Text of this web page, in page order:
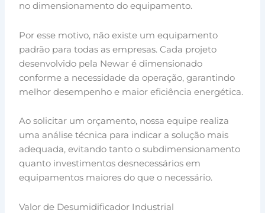
no dimensionamento do equipamento.
Por esse motivo, não existe um equipamento
padrão para todas as empresas. Cada projeto
desenvolvido pela Newar é dimensionado
conforme a necessidade da operação, garantindo
melhor desempenho e maior eficiência energética.
Ao solicitar um orçamento, nossa equipe realiza
uma análise técnica para indicar a solução mais
adequada, evitando tanto o subdimensionamento
quanto investimentos desnecessários em
equipamentos maiores do que o necessário.
Valor de Desumidificador Industrial